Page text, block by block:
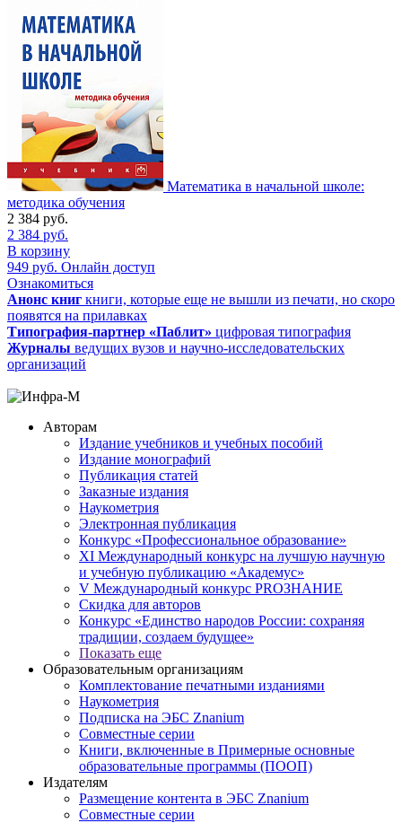
Математика в начальной школе:
методика обучения
2 384 руб.
2 384 руб.
В корзину
949 руб. Онлайн доступ
Ознакомиться
Анонс книг книги, которые еще не вышли из печати, но скоро
появятся на прилавках
Типография-партнер «Паблит» цифровая типография
Журналы ведущих вузов и научно-исследовательских
организаций
Авторам
Издание учебников и учебных пособий
Издание монографий
Публикация статей
Заказные издания
Наукометрия
Электронная публикация
Конкурс «Профессиональное образование»
XI Международный конкурс на лучшую научную
и учебную публикацию «Академус»
V Международный конкурс PROЗНАНИЕ
Скидка для авторов
Конкурс «Единство народов России: сохраняя
традиции, создаем будущее»
Показать еще
Образовательным организациям
Комплектование печатными изданиями
Наукометрия
Подписка на ЭБС Znanium
Совместные серии
Книги, включенные в Примерные основные
образовательные программы (ПООП)
Издателям
Размещение контента в ЭБС Znanium
Совместные серии